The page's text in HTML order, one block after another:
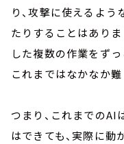
り、攻撃に使えるよ
たりすることはありま
した複数の作業をず
これまではなかなか難
つまり、これまでのAI
はできても、実際に